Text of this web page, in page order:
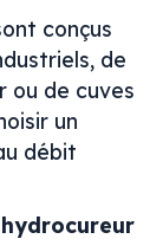
conçus
de
ou de cuves
un
débit